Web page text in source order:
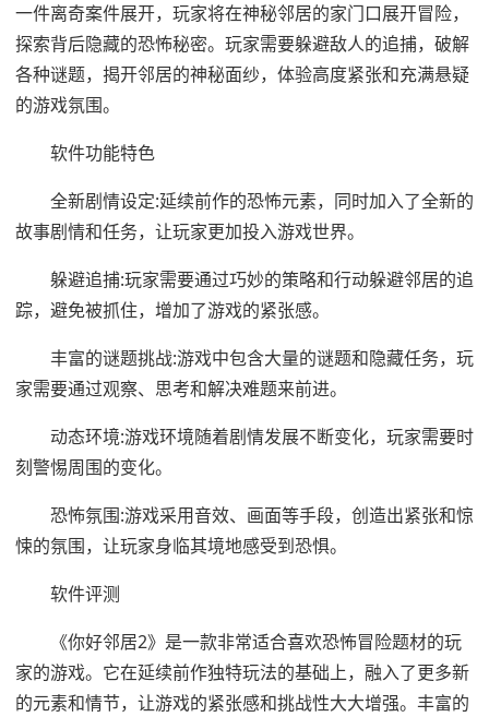
一件离奇案件展开，玩家将在神秘邻居的家门口展开冒险，
探索背后隐藏的恐怖秘密。玩家需要躲避敌人的追捕，破解
各种谜题，揭开邻居的神秘面纱，体验高度紧张和充满悬疑
的游戏氛围。
软件功能特色
全新剧情设定:延续前作的恐怖元素，同时加入了全新的
故事剧情和任务，让玩家更加投入游戏世界。
躲避追捕:玩家需要通过巧妙的策略和行动躲避邻居的追
踪，避免被抓住，增加了游戏的紧张感。
丰富的谜题挑战:游戏中包含大量的谜题和隐藏任务，玩
家需要通过观察、思考和解决难题来前进。
动态环境:游戏环境随着剧情发展不断变化，玩家需要时
刻警惕周围的变化。
恐怖氛围:游戏采用音效、画面等手段，创造出紧张和惊
悚的氛围，让玩家身临其境地感受到恐惧。
软件评测
《你好邻居2》是一款非常适合喜欢恐怖冒险题材的玩
家的游戏。它在延续前作独特玩法的基础上，融入了更多新
的元素和情节，让游戏的紧张感和挑战性大大增强。丰富的